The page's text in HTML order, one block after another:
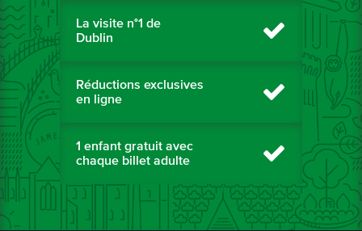
La visite n°1 de
Dublin
Réductions exclusives
en ligne
1 enfant gratuit avec
chaque billet adulte